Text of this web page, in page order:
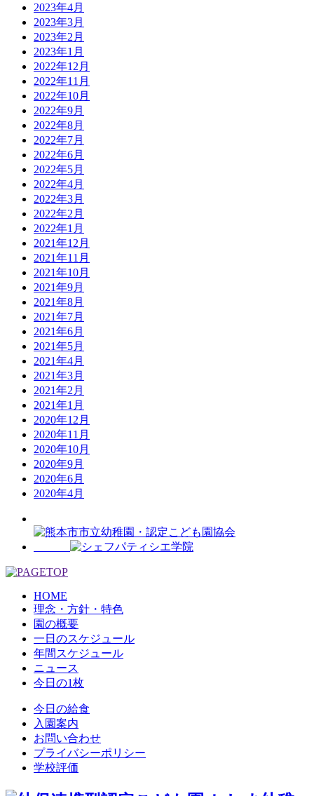
2023年4月
2023年3月
2023年2月
2023年1月
2022年12月
2022年11月
2022年10月
2022年9月
2022年8月
2022年7月
2022年6月
2022年5月
2022年4月
2022年3月
2022年2月
2022年1月
2021年12月
2021年11月
2021年10月
2021年9月
2021年8月
2021年7月
2021年6月
2021年5月
2021年4月
2021年3月
2021年2月
2021年1月
2020年12月
2020年11月
2020年10月
2020年9月
2020年6月
2020年4月
HOME
理念・方針・特色
園の概要
一日のスケジュール
年間スケジュール
ニュース
今日の1枚
今日の給食
入園案内
お問い合わせ
プライバシーポリシー
学校評価